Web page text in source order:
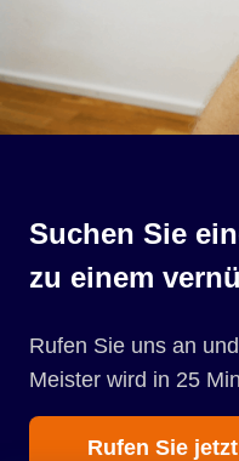
Suchen Sie
zu einem
Rufen Sie uns an
Meister wird in 25
Rufen Sie